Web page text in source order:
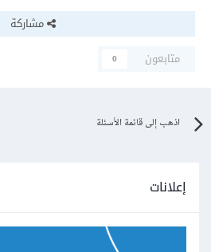
مشاركة
متابعون
0
اذهب إلى قائمة الأسئلة
إعلانات